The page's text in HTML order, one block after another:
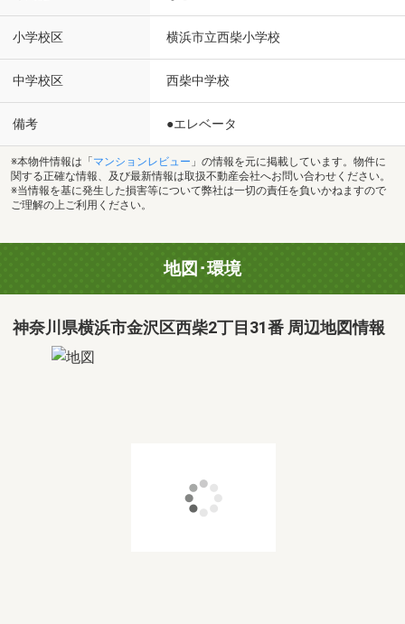
小学校区 横浜市立西柴小学校
中学校区 西柴中学校
備考 ●エレベータ
※本物件情報は「 マンションレビュー 」の情報を元に掲載しています。物件に
関する正確な情報、及び最新情報は取扱不動産会社へお問い合わせください。
※当情報を基に発生した損害等について弊社は一切の責任を負いかねますので
ご理解の上ご利用ください。
地図･環境
神奈川県横浜市金沢区西柴2丁目31番 周辺地図情報